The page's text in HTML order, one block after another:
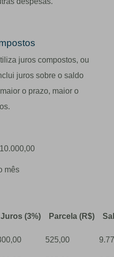
juros compostos, ou
juros sobre o saldo
o prazo, maior o
mês
Juros (3%) Parcela (R$)
525,00